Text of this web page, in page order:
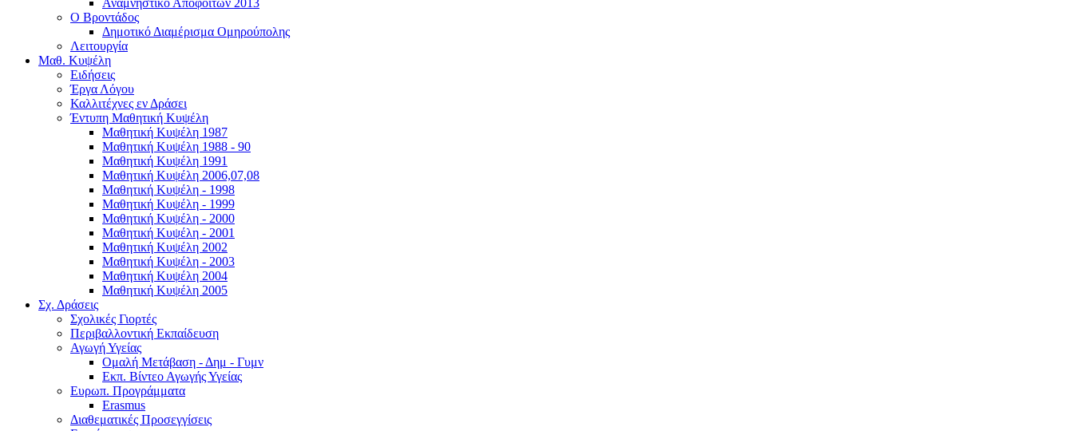
Αναμνηστικό Αποφοίτων 2013
Ο Βροντάδος
Δημοτικό Διαμέρισμα Ομηρούπολης
Λειτουργία
Μαθ. Κυψέλη
Ειδήσεις
Έργα Λόγου
Καλλιτέχνες εν Δράσει
Έντυπη Μαθητική Κυψέλη
Μαθητική Κυψέλη 1987
Μαθητική Κυψέλη 1988 - 90
Μαθητική Κυψέλη 1991
Μαθητική Κυψέλη 2006,07,08
Μαθητική Κυψέλη - 1998
Μαθητική Κυψέλη - 1999
Μαθητική Κυψέλη - 2000
Μαθητική Κυψέλη - 2001
Μαθητική Κυψέλη 2002
Μαθητική Κυψέλη - 2003
Μαθητική Κυψέλη 2004
Μαθητική Κυψέλη 2005
Σχ. Δράσεις
Σχολικές Γιορτές
Περιβαλλοντική Εκπαίδευση
Αγωγή Υγείας
Ομαλή Μετάβαση - Δημ - Γυμν
Εκπ. Βίντεο Αγωγής Υγείας
Ευρωπ. Προγράμματα
Erasmus
Διαθεματικές Προσεγγίσεις